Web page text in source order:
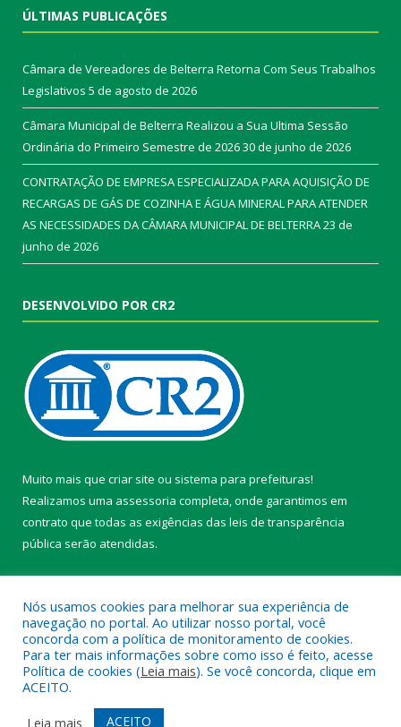
ÚLTIMAS PUBLICAÇÕES
Câmara de Vereadores de Belterra Retorna Com Seus Trabalhos
Legislativos 5 de agosto de 2026
Câmara Municipal de Belterra Realizou a Sua Ultima Sessão
Ordinária do Primeiro Semestre de 202630 de junho de 2026
CONTRATAÇÃO DE EMPRESA ESPECIALIZADA PARA AQUISIÇÃO DE
RECARGAS DE GÁS DE COZINHA E ÁGUA MINERAL PARA ATENDER
AS NECESSIDADES DA CÂMARA MUNICIPAL DE BELTERRA23 de
junho de 2026
DESENVOLVIDO POR CR2
Muito mais que criar site ou sistema para prefeituras!
Realizamos uma assessoria completa, onde garantimos em
contrato que todas as exigências das leis de transparência
pública serão atendidas.
Todos os direitos reservados a Câmara Municipal de Belterra.
Mapa do Site Acessar Área Administrativa
Nós usamos cookies para melhorar sua experiência de
navegação no portal. Ao utilizar nosso portal, você
concorda com a política de monitoramento de cookies.
Para ter mais informações sobre como isso é feito, acesse
Política de cookies (Leia mais). Se você concorda, clique em
ACEITO.
Leia mais
ACEITO